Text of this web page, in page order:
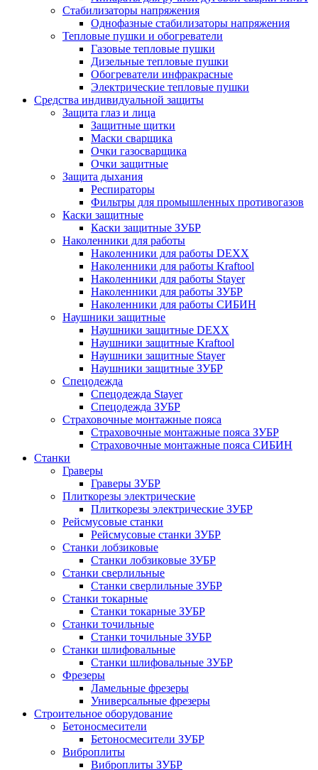
Стабилизаторы напряжения
Однофазные стабилизаторы напряжения
Тепловые пушки и обогреватели
Газовые тепловые пушки
Дизельные тепловые пушки
Обогреватели инфракрасные
Электрические тепловые пушки
Средства индивидуальной защиты
Защита глаз и лица
Защитные щитки
Маски сварщика
Очки газосварщика
Очки защитные
Защита дыхания
Респираторы
Фильтры для промышленных противогазов
Каски защитные
Каски защитные ЗУБР
Наколенники для работы
Наколенники для работы DEXX
Наколенники для работы Kraftool
Наколенники для работы Stayer
Наколенники для работы ЗУБР
Наколенники для работы СИБИН
Наушники защитные
Наушники защитные DEXX
Наушники защитные Kraftool
Наушники защитные Stayer
Наушники защитные ЗУБР
Спецодежда
Спецодежда Stayer
Спецодежда ЗУБР
Страховочные монтажные пояса
Страховочные монтажные пояса ЗУБР
Страховочные монтажные пояса СИБИН
Станки
Граверы
Граверы ЗУБР
Плиткорезы электрические
Плиткорезы электрические ЗУБР
Рейсмусовые станки
Рейсмусовые станки ЗУБР
Станки лобзиковые
Станки лобзиковые ЗУБР
Станки сверлильные
Станки сверлильные ЗУБР
Станки токарные
Станки токарные ЗУБР
Станки точильные
Станки точильные ЗУБР
Станки шлифовальные
Станки шлифовальные ЗУБР
Фрезеры
Ламельные фрезеры
Универсальные фрезеры
Строительное оборудование
Бетоносмесители
Бетоносмесители ЗУБР
Виброплиты
Виброплиты ЗУБР